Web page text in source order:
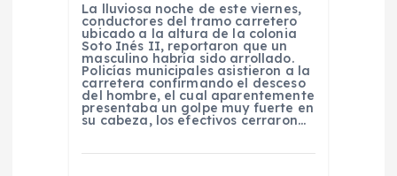
La lluviosa noche de este viernes,
conductores del tramo carretero
ubicado a la altura de la colonia
Soto Inés II, reportaron que un
masculino habría sido arrollado.
Policías municipales asistieron a la
carretera confirmando el desceso
del hombre, el cual aparentemente
presentaba un golpe muy fuerte en
su cabeza, los efectivos cerraron…